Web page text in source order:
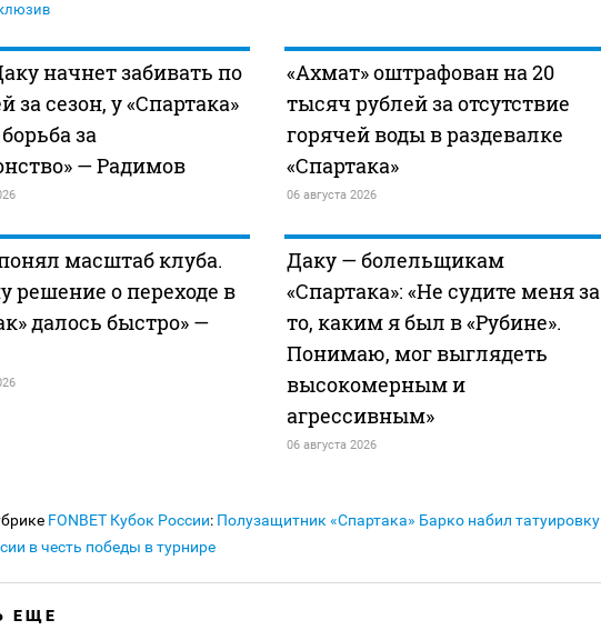
начнет забивать по
за сезон, у «Спартака»
за
— Радимов
«Ахмат» оштрафован на 20
тысяч рублей за отсутствие
горячей воды в раздевалке
«Спартака»
06 августа 2026
масштаб клуба.
решение о переходе в
далось быстро» —
Даку — болельщикам
«Спартака»: «Не судите меня за
то, каким я был в «Рубине».
Понимаю, мог выглядеть
высокомерным и
агрессивным»
06 августа 2026
FONBET Кубок России: Полузащитник «Спартака» Барко набил татуировку
в честь победы в турнире
ЕЩЕ